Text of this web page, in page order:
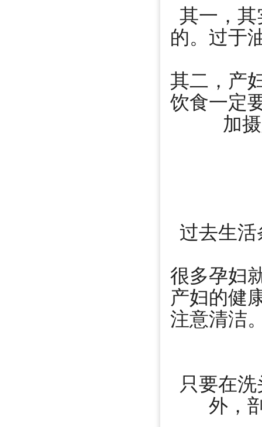
其一，
的。过于
其二，产
饮食一定
加
过去生
很多孕妇
产妇的健
注意清洁
只要在
外，